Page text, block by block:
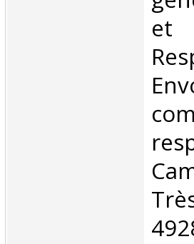
et